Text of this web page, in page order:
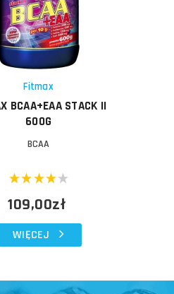
Fitmax
BCAA+EAA STACK II
600G
BCAA
109,00zł
WIĘCEJ